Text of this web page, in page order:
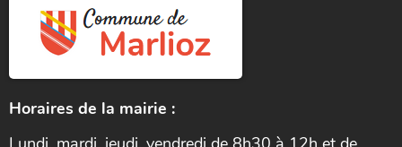
Horaires de la mairie :